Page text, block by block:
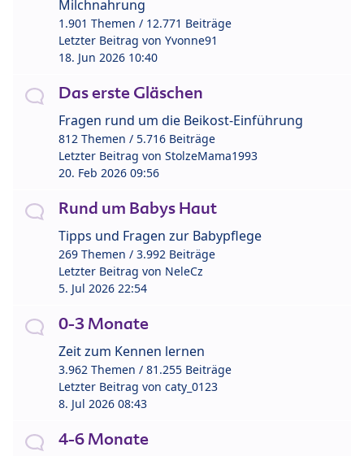
Milchnahrung
1.901 Themen / 12.771 Beiträge
Letzter Beitrag von Yvonne91
18. Jun 2026 10:40
Das erste Gläschen
Fragen rund um die Beikost-Einführung
812 Themen / 5.716 Beiträge
Letzter Beitrag von StolzeMama1993
20. Feb 2026 09:56
Rund um Babys Haut
Tipps und Fragen zur Babypflege
269 Themen / 3.992 Beiträge
Letzter Beitrag von NeleCz
5. Jul 2026 22:54
0-3 Monate
Zeit zum Kennen lernen
3.962 Themen / 81.255 Beiträge
Letzter Beitrag von caty_0123
8. Jul 2026 08:43
4-6 Monate